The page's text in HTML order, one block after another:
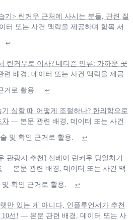
기> 린커우 근처에 사시는 분들, 관련 질
터 또는 사건 맥락을 제공하며 항목 서
↩
린커우로 이사? 네티즌 만류: 가까운 곳
배경, 데이터 또는 사건 맥락을 제공
거로 활용. ↩
심할 때 어떻게 조절하나? 한의학으로
차 — 본문 관련 배경, 데이터 또는 사건
및 확인 근거로 활용. ↩
관광지 추천] 신베이 린커우 당일치기
— 본문 관련 배경, 데이터 또는 사건 맥
확인 근거로 활용. ↩
만 있는 게 아니다, 인플루언서가 추천
선! — 본문 관련 배경, 데이터 또는 사